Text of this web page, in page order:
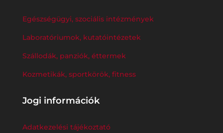
Egészségügyi, szociális intézmények
Laboratóriumok, kutatóintézetek
Szállodák, panziók, éttermek
Kozmetikák, sportkörök, fitness
Jogi információk
Adatkezelési tájékoztató